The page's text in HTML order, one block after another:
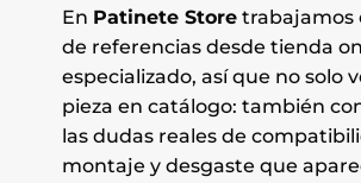
En Patinete Storetrabajamos
de referencias desde tienda
especializado, así que no solo
pieza en catálogo: también
las dudas reales de
montaje y desgaste que